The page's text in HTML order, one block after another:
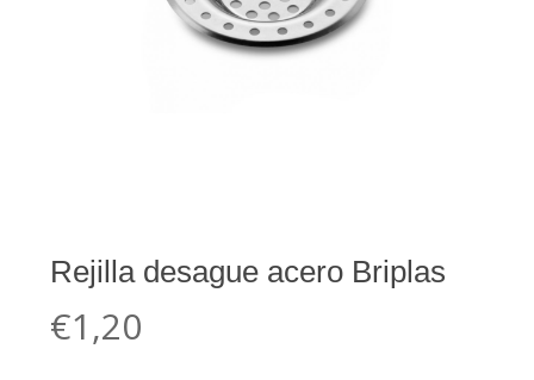
Rejilla desague acero Briplas
€1,20